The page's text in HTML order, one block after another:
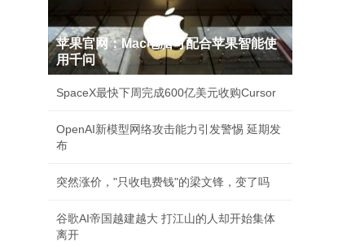
苹果官网：Mac电脑可配合苹果智能使
用千问
SpaceX最快下周完成600亿美元收购Cursor
OpenAI新模型网络攻击能力引发警惕 延期发
布
突然涨价，"只收电费钱"的梁文锋，变了吗
谷歌AI帝国越建越大 打江山的人却开始集体
离开